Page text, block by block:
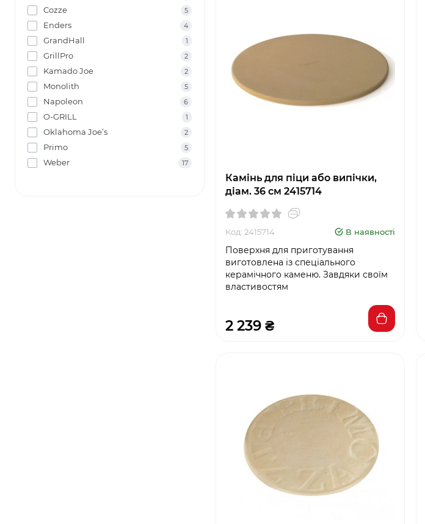
Cozze 5
Enders 4
GrandHall 1
GrillPro 2
Kamado Joe 2
Monolith 5
Napoleon 6
O-GRILL 1
Oklahoma Joe’s 2
Primo 5
Weber 17
Камінь для піци або випічки,
діам. 36 см 2415714
Код: 2415714 В наявності
Поверхня для приготування
виготовлена із спеціального
керамічного каменю. Завдяки своїм
властивостям
2 239 ₴